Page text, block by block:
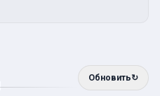
Обновить↻